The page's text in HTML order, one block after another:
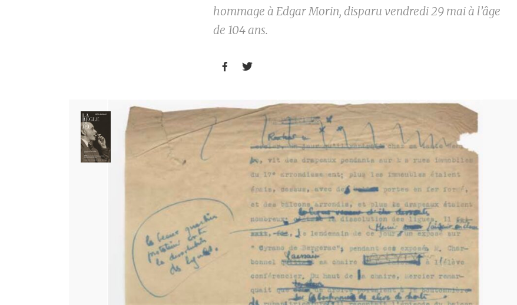
hommage à Edgar Morin, disparu vendredi 29 mai à l’âge
de 104 ans.
 